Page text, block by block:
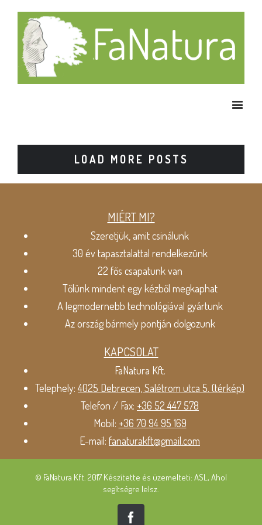
LOAD MORE POSTS
MIÉRT MI?
Szeretjük, amit csinálunk
30 év tapasztalattal rendelkezünk
22 fős csapatunk van
Tőlünk mindent egy kézből megkaphat
A legmodernebb technológiával gyártunk
Az ország bármely pontján dolgozunk
KAPCSOLAT
FaNatura Kft.
Telephely:4025 Debrecen, Salétrom utca 5. (térkép)
Telefon / Fax: +36 52 447 578
Mobil: +36 70 94 95 169
E-mail: fanaturakft@gmail.com
© FaNatura Kft. 2017 Készítette és üzemelteti: ASL, Ahol
segítségre lelsz.